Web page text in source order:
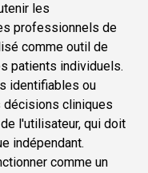
les
professionnels de
comme outil de
patients individuels.
identifiables ou
décisions cliniques
l'utilisateur, qui doit
indépendant.
comme un